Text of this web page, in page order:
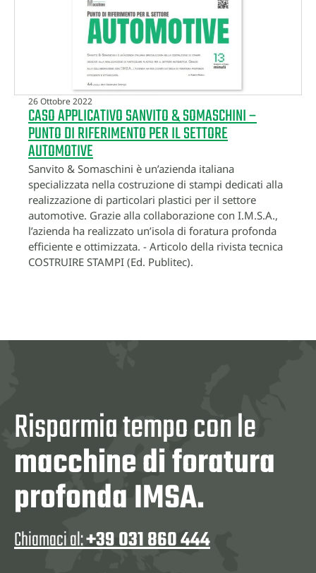
26 Ottobre 2022
CASO APPLICATIVO SANVITO & SOMASCHINI –
PUNTO DI RIFERIMENTO PER IL SETTORE
AUTOMOTIVE
Sanvito & Somaschini è un’azienda italiana
specializzata nella costruzione di stampi dedicati alla
realizzazione di particolari plastici per il settore
automotive. Grazie alla collaborazione con I.M.S.A.,
l’azienda ha realizzato un’isola di foratura profonda
efficiente e ottimizzata. - Articolo della rivista tecnica
COSTRUIRE STAMPI (Ed. Publitec).
Risparmia tempo con le
macchine di foratura
profonda IMSA.
Chiamaci al:+39 031 860 444